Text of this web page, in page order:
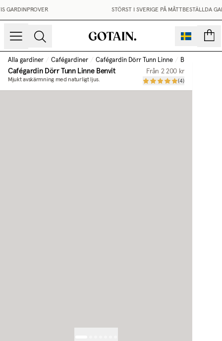
GARDINPROVER STÖRST I SVERIGE PÅ MÅTTBESTÄLLDA
Alla gardiner / Cafégardiner / Cafégardin Dörr Tunn Linne / Benvit
Cafégardin Dörr Tunn LinneBenvit
Mjukt avskärmning med naturligt ljus.
Från 2 200 kr
(4)